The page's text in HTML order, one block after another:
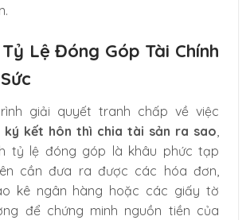
Lệ Đóng Góp Tài Chính
giải quyết tranh chấp về việc
ký kết hôn thì chia tài sản ra sao,
tỷ lệ đóng góp là khâu phức tạp
cần đưa ra được các hóa đơn,
kê ngân hàng hoặc các giấy tờ
để chứng minh nguồn tiền của